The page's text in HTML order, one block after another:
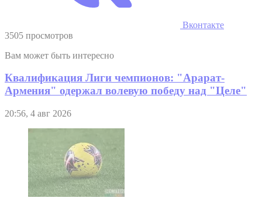
Вконтакте
3505 просмотров
Вам может быть интересно
Квалификация Лиги чемпионов: "Арарат-
Армения" одержал волевую победу над "Целе"
20:56, 4 авг 2026